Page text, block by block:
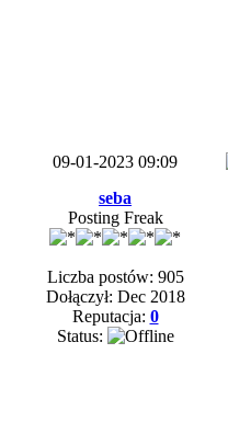
09-01-2023 09:09
seba
Posting Freak
Liczba postów: 905
Dołączył: Dec 2018
Reputacja: 0
Status: